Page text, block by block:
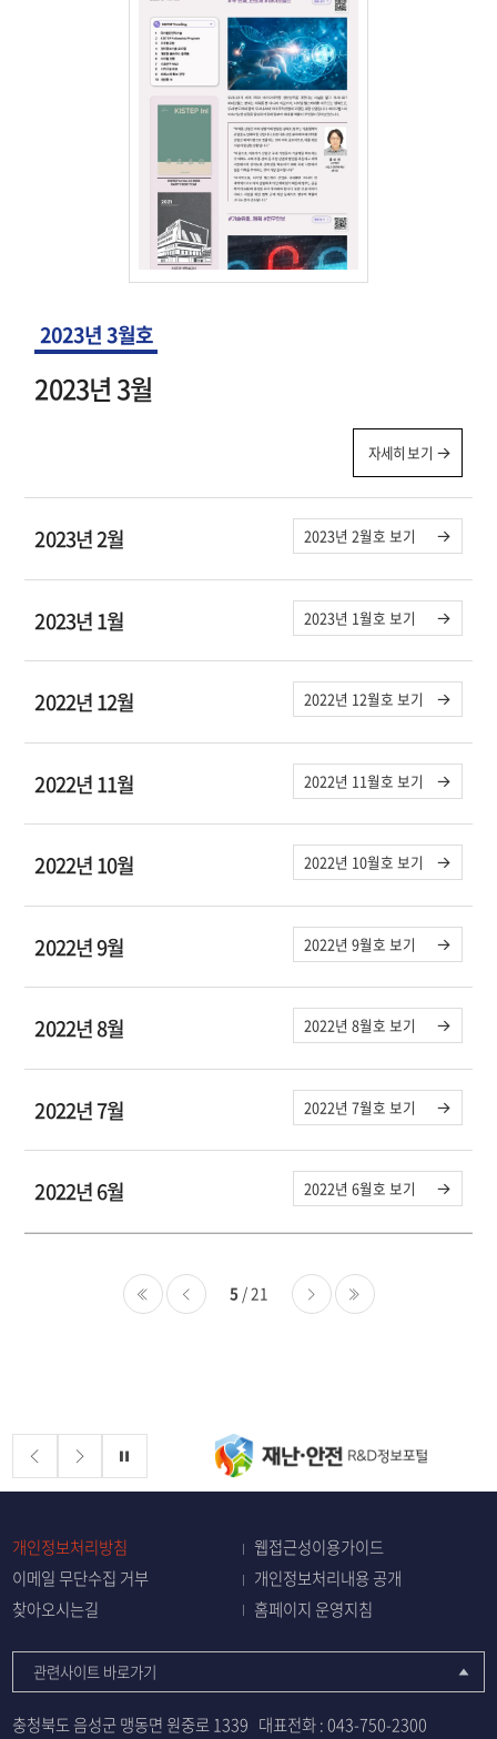
2023년 3월호
2023년 3월
자세히 보기
2023년 2월 2023년 2월호 보기
2023년 1월 2023년 1월호 보기
2022년 12월 2022년 12월호 보기
2022년 11월 2022년 11월호 보기
2022년 10월 2022년 10월호 보기
2022년 9월 2022년 9월호 보기
2022년 8월 2022년 8월호 보기
2022년 7월 2022년 7월호 보기
2022년 6월 2022년 6월호 보기
5 / 21
배너존
개인정보처리방침
웹접근성이용가이드
이메일 무단수집 거부
개인정보처리내용 공개
찾아오시는길
홈페이지 운영지침
관련사이트 바로가기
충청북도 음성군 맹동면 원중로 1339 대표전화 :043-750-2300